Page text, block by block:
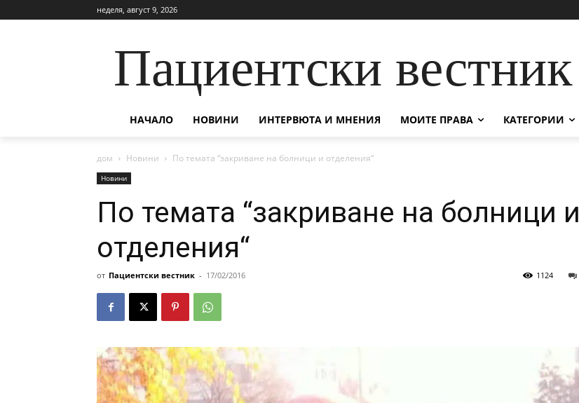
неделя, август 9, 2026
Пациентски вестник
НАЧАЛО НОВИНИ ИНТЕРВЮТА И МНЕНИЯ МОИТЕ ПРАВА КАТЕГОРИИ
дом Новини По темата “закриване на болници и отделения“
Новини
По темата “закриване на болници и
отделения“
от Пациентски вестник - 17/02/2016 1124